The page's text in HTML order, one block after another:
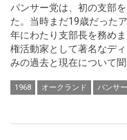
パンサー党は、初の支部
た。当時まだ19歳だった
年にわたり支部長を務め
権活動家として著名なデ
みの過去と現在について聞
1968 オークランド パンサー